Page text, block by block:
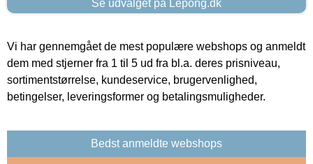
Se udvalget på Lepong.dk
Vi har gennemgået de mest populære webshops og anmeldt
dem med stjerner fra 1 til 5 ud fra bl.a. deres prisniveau,
sortimentstørrelse, kundeservice, brugervenlighed,
betingelser, leveringsformer og betalingsmuligheder.
Bedst anmeldte webshops